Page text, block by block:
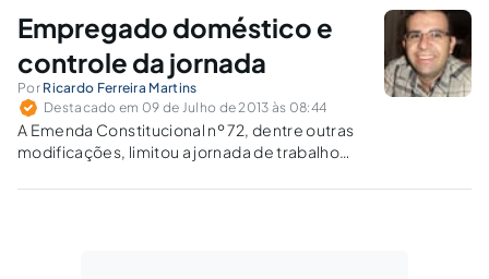
trabalho. O aumento da remuneração
decorrente da escassez de mão de obra
doméstica beneficiará aos poucos que restam
para o desempenho de tais funções.
Empregado doméstico e
controle da jornada
Por Ricardo Ferreira Martins
Destacado em 09 de Julho de 2013 às 08:44
A Emenda Constitucional nº 72, dentre outras
modificações, limitou a jornada de trabalho
polêmicas em relação ao controle da nova